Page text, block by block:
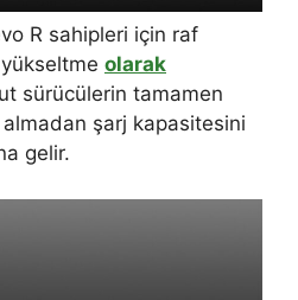
R sahipleri için raf
olarak
sürücülerin tamamen
şarj kapasitesini
gelir.